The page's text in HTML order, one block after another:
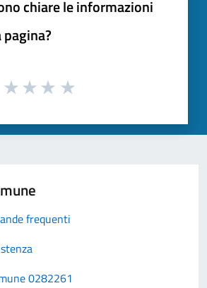
chiare le informazioni
frequenti
0282261